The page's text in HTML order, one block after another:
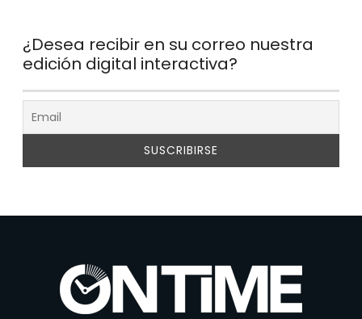
¿Desea recibir en su correo nuestra
edición digital interactiva?